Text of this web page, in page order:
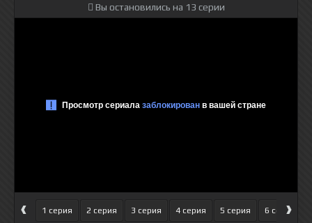
Вы остановились на 13 серии
‹ 1 серия 2 серия 3 серия 4 серия 5 серия 6 серия
›